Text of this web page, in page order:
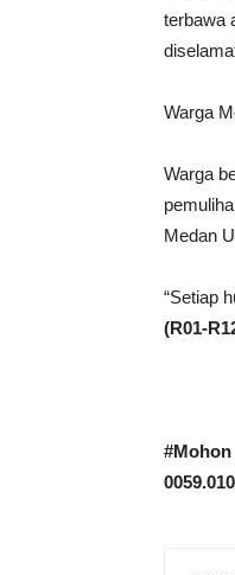
terbawa
Warga
Warga
Medan
“Setiap
(R01-